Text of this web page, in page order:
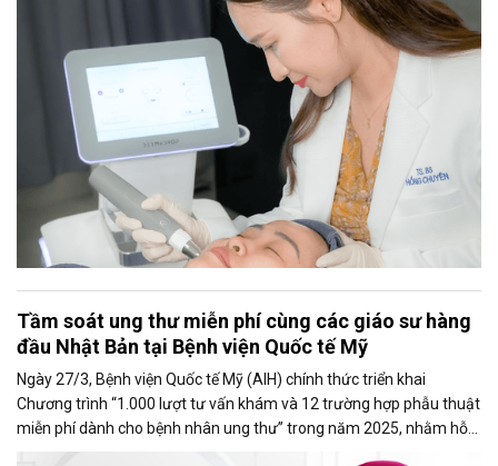
Tầm soát ung thư miễn phí cùng các giáo sư hàng
đầu Nhật Bản tại Bệnh viện Quốc tế Mỹ
Ngày 27/3, Bệnh viện Quốc tế Mỹ (AIH) chính thức triển khai
Chương trình “1.000 lượt tư vấn khám và 12 trường hợp phẫu thuật
miễn phí dành cho bệnh nhân ung thư” trong năm 2025, nhằm hỗ
trợ cho bệnh nhân tiếp cận dịch vụ y tế chất lượng cao ngay tại Việt